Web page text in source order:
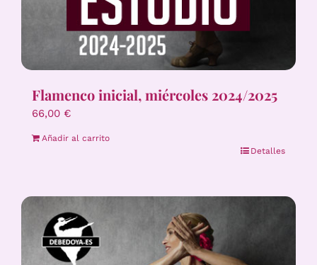
Flamenco inicial, miércoles 2024/2025
66,00 €
Añadir al carrito
Detalles